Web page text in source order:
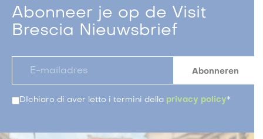
Abonneer je op de Visit
Brescia Nieuwsbrief
DIchiaro di aver letto i termini della privacy policy*